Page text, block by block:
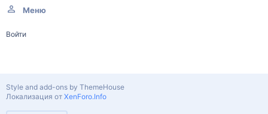
Меню
Войти
Style and add-ons by ThemeHouse
Локализация от XenForo.Info